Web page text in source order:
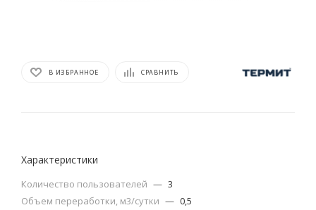
В ИЗБРАННОЕ СРАВНИТЬ
Характеристики
Количество пользователей — 3
Объем переработки, м3/сутки — 0,5